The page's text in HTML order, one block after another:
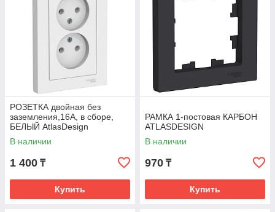
РОЗЕТКА двойная без
заземления,16А, в сборе,
БЕЛЫЙ AtlasDesign
В наличии
1 400 ₸
Купить
РАМКА 1-постовая КАРБОН
ATLASDESIGN
В наличии
970 ₸
Купить